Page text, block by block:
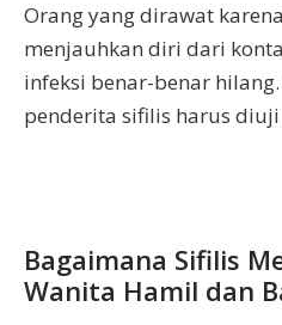
Orang yang dirawat
menjauhkan diri dari
infeksi benar-benar
penderita sifilis harus
Bagaimana Sifilis
Wanita Hamil dan